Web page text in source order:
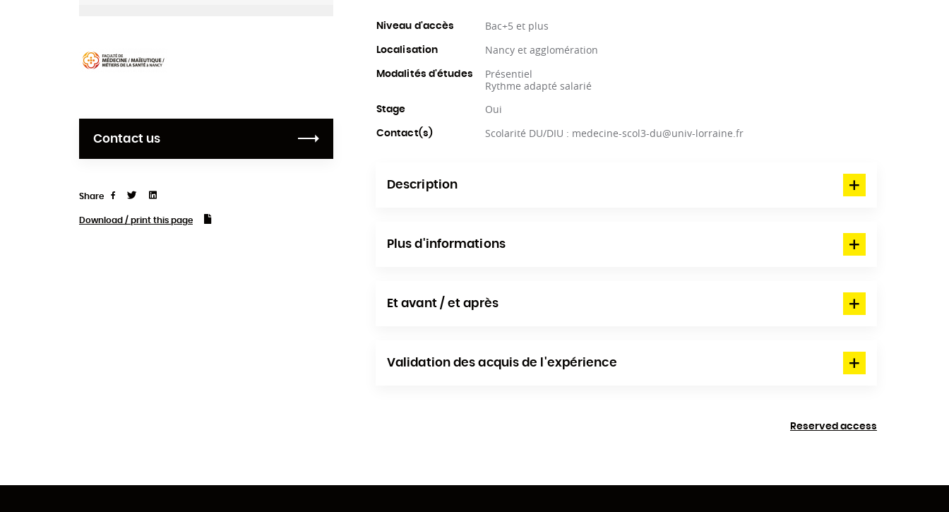
Contact us
Share Share TweetLinkedin
Download / print this page
Niveau d'accès Bac+5 et plus
Localisation Nancy et agglomération
Modalités d'études
Présentiel
Rythme adapté salarié
Stage Oui
Contact(s) Scolarité DU/DIU : medecine-scol3-du@univ-lorraine.fr
Description
Plus d'informations
Et avant / et après
Validation des acquis de l'expérience
Reserved access